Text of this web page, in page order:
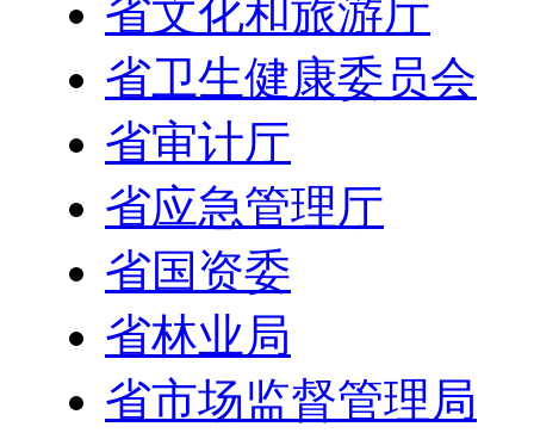
省文化和旅游厅
省卫生健康委员会
省审计厅
省应急管理厅
省国资委
省林业局
省市场监督管理局